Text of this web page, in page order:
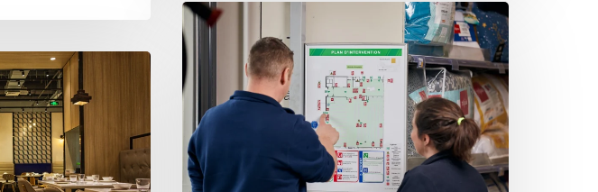
Plan
d’intervention
ERP
réglementation
et